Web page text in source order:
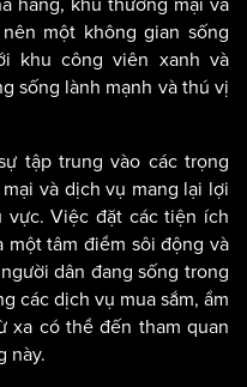
hàng, khu thương mại và
một không gian sống
khu công viên xanh và
sống lành mạnh và thú vị
tập trung vào các trọng
và dịch vụ mang lại lợi
Việc đặt các tiện ích
tâm điểm sôi động và
dân đang sống trong
các dịch vụ mua sắm, ẩm
xa có thể đến tham quan
này.